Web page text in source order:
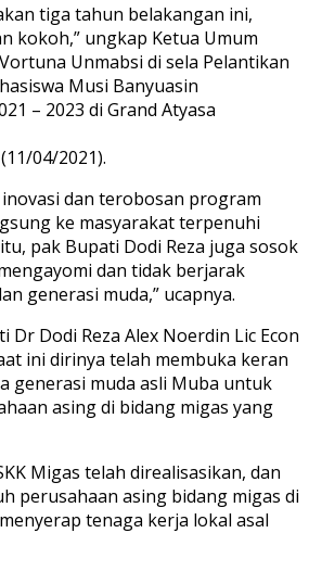
tiga tahun belakangan ini,
kokoh,” ungkap Ketua Umum
Unmabsi di sela Pelantikan
Musi Banyuasin
– 2023 di Grand Atyasa
04/2021).
dan terobosan program
ke masyarakat terpenuhi
pak Bupati Dodi Reza juga sosok
dan tidak berjarak
generasi muda,” ucapnya.
Dr Dodi Reza Alex Noerdin Lic Econ
ini dirinya telah membuka keran
generasi muda asli Muba untuk
asing di bidang migas yang
Migas telah direalisasikan, dan
perusahaan asing bidang migas di
tenaga kerja lokal asal